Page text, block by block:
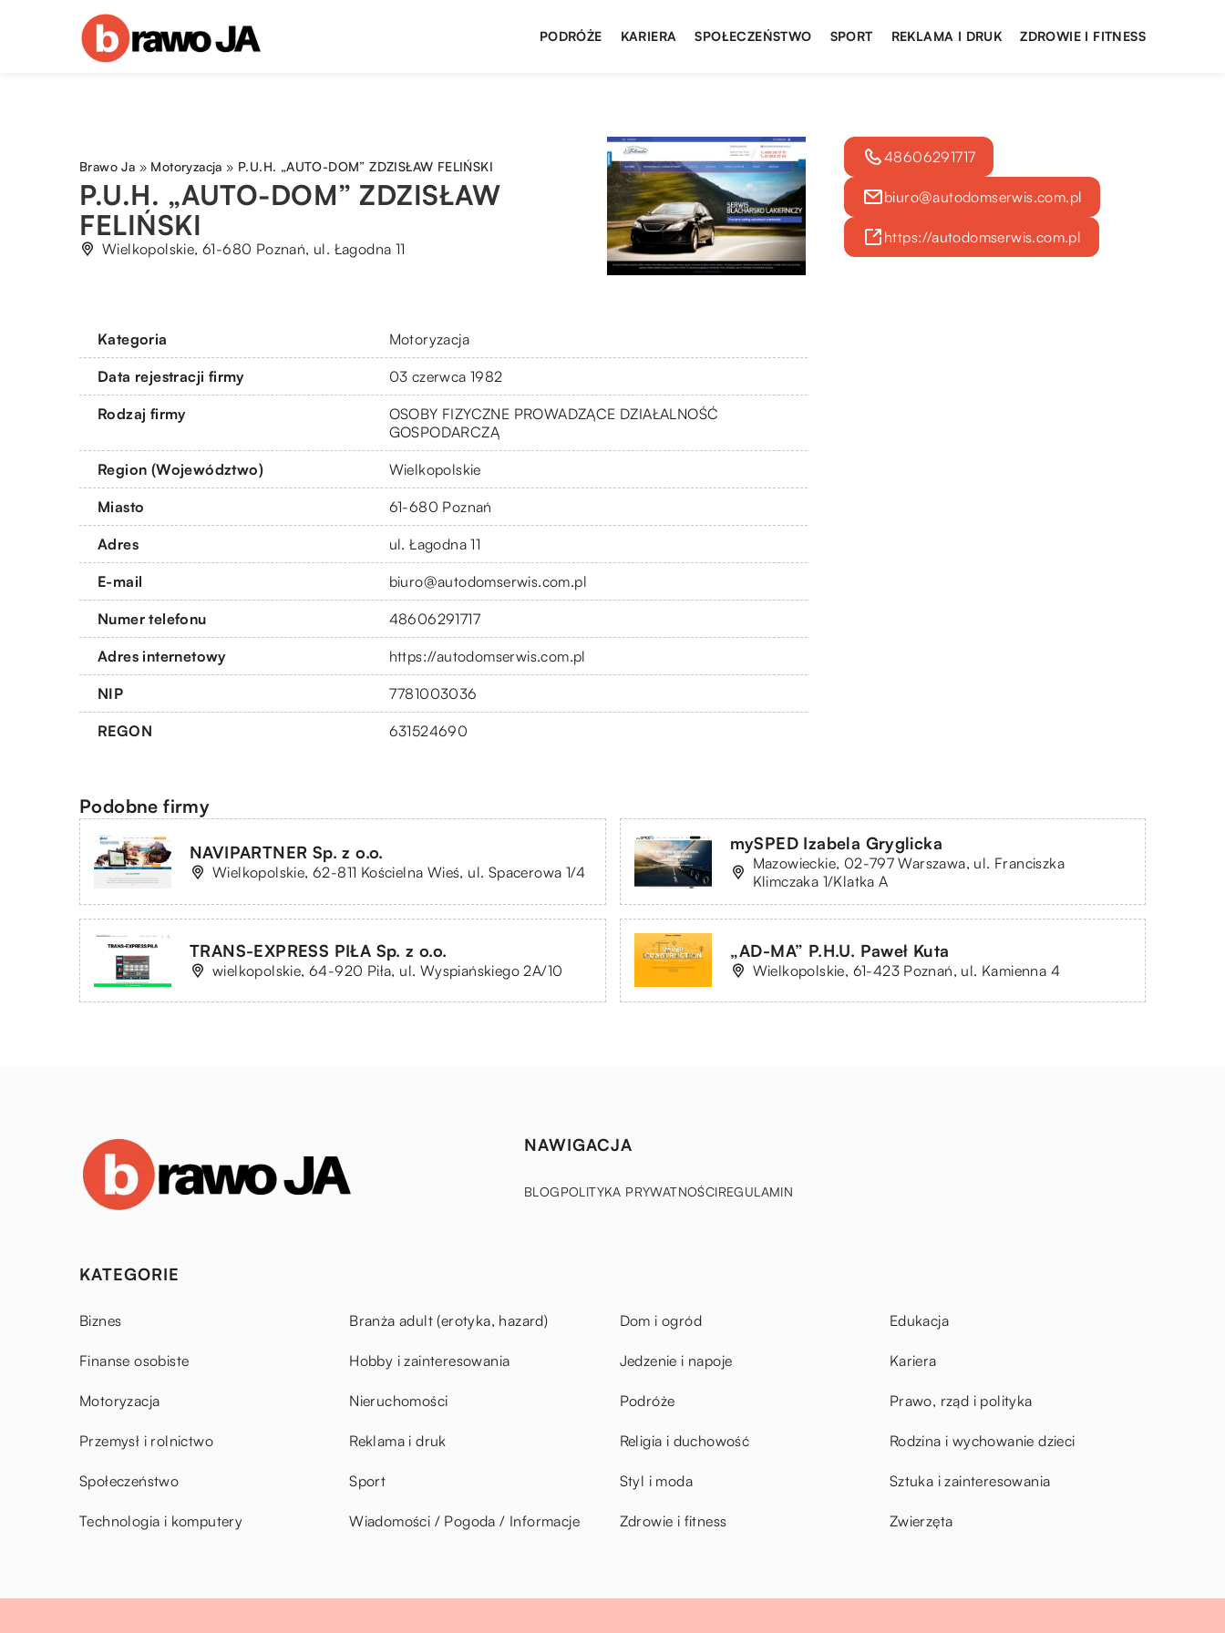
PODRÓŻE KARIERA SPOŁECZEŃSTWO SPORT REKLAMA I DRUK ZDROWIE I FITNESS
Brawo Ja » Motoryzacja » P.U.H. „AUTO-DOM” ZDZISŁAW FELIŃSKI
P.U.H. „AUTO-DOM” ZDZISŁAW
FELIŃSKI
Wielkopolskie, 61-680 Poznań, ul. Łagodna 11
Kategoria Motoryzacja
Data rejestracji firmy 03 czerwca 1982
Rodzaj firmy
OSOBY FIZYCZNE PROWADZĄCE DZIAŁALNOŚĆ
GOSPODARCZĄ
Region (Województwo) Wielkopolskie
Miasto 61-680 Poznań
Adres ul. Łagodna 11
E-mail biuro@autodomserwis.com.pl
Numer telefonu 48606291717
Adres internetowy https://autodomserwis.com.pl
NIP 7781003036
REGON 631524690
48606291717
biuro@autodomserwis.com.pl
https://autodomserwis.com.pl
Podobne firmy
NAVIPARTNER Sp. z o.o.
Wielkopolskie, 62-811 Kościelna Wieś, ul. Spacerowa 1/4
mySPED Izabela Gryglicka
Mazowieckie, 02-797 Warszawa, ul. Franciszka
Klimczaka 1/Klatka A
TRANS-EXPRESS PIŁA Sp. z o.o.
wielkopolskie, 64-920 Piła, ul. Wyspiańskiego 2A/10
„AD-MA” P.H.U. Paweł Kuta
Wielkopolskie, 61-423 Poznań, ul. Kamienna 4
NAWIGACJA
BLOGPOLITYKA PRYWATNOŚCIREGULAMIN
KATEGORIE
Biznes Branża adult (erotyka, hazard) Dom i ogród Edukacja
Finanse osobiste Hobby i zainteresowania Jedzenie i napoje Kariera
Motoryzacja Nieruchomości Podróże Prawo, rząd i polityka
Przemysł i rolnictwo Reklama i druk Religia i duchowość Rodzina i wychowanie dzieci
Społeczeństwo Sport Styl i moda Sztuka i zainteresowania
Technologia i komputery Wiadomości / Pogoda / Informacje Zdrowie i fitness Zwierzęta